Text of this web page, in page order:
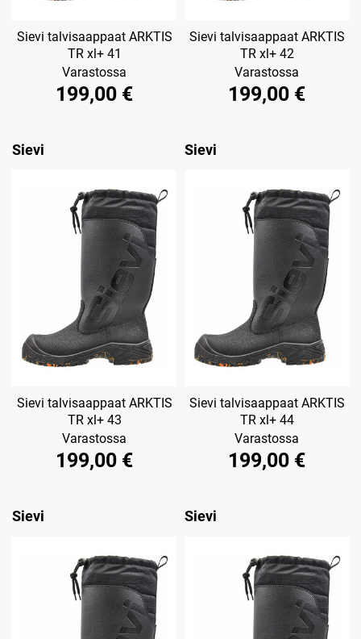
Sievi talvisaappaat ARKTIS
TR xl+ 41
Varastossa
199,00 €
Sievi talvisaappaat ARKTIS
TR xl+ 42
Varastossa
199,00 €
Sievi
Sievi talvisaappaat ARKTIS
TR xl+ 43
Varastossa
199,00 €
Sievi
Sievi talvisaappaat ARKTIS
TR xl+ 44
Varastossa
199,00 €
Sievi Sievi